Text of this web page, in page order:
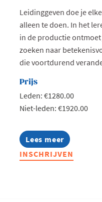
Leidinggeven doe je
alleen te doen. In het
in de productie
zoeken naar
die voortdurend
Prijs
Leden: €1280.00
Niet-leden: €1920.00
Lees meer
about
Lerend
Netwerk
INSCHRIJVEN